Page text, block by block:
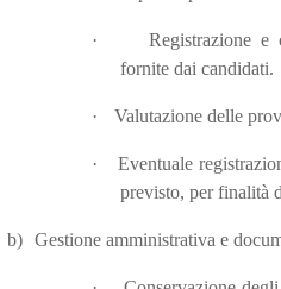
·
Registrazione e
fornite dai candidati.
· Valutazione delle
·
Eventuale
previsto, per finalità
b) Gestione amministrativa e